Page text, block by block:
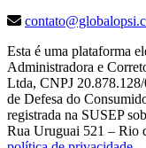
Esta é uma plataforma
Administradora e
Ltda, CNPJ
de Defesa do
registrada na SUSEP
Rua Uruguai 521 – Rio